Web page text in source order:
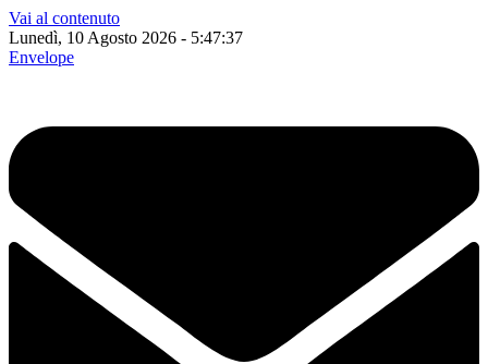
Vai al contenuto
Lunedì, 10 Agosto 2026 - 5:47:38
Envelope